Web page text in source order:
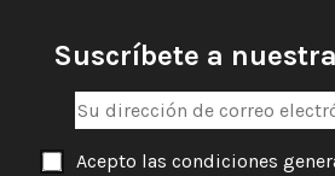
Suscríbete a
Acepto las condiciones